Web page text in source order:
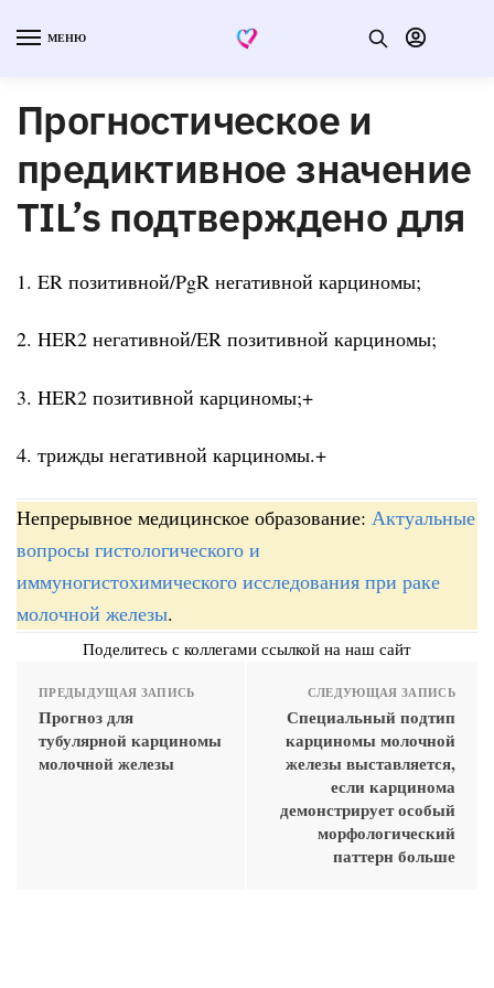
МЕНЮ
Прогностическое и
предиктивное значение
TIL’s подтверждено для
1. ER позитивной/PgR негативной карциномы;
2. HER2 негативной/ER позитивной карциномы;
3. HER2 позитивной карциномы;+
4. трижды негативной карциномы.+
Непрерывное медицинское образование: Актуальные
вопросы гистологического и
иммуногистохимического исследования при раке
молочной железы.
Поделитесь с коллегами ссылкой на наш сайт
ПРЕДЫДУЩАЯ ЗАПИСЬ
Прогноз для
тубулярной карциномы
молочной железы
СЛЕДУЮЩАЯ ЗАПИСЬ
Специальный подтип
карциномы молочной
железы выставляется,
если карцинома
демонстрирует особый
морфологический
паттерн больше